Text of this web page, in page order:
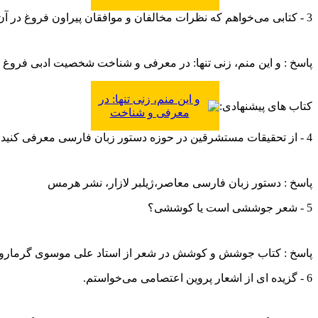
3 - کتابی می‌خواهم که نظرات مخالفان و موافقان پیراون فروغ در آن گردآمده باشد.
پاسخ : و این منم، زنی تنها: در معرفی و شناخت شخصیت ادبی فروغ
کتاب های پیشنهادی:
و این منم، زنی تنها: در
معرفی و شناخت
فرخزاد
4 - از تحقیقات مستشرقین در حوزه دستور زبان فارسی معرفی کنید.
پاسخ : دستور زبان فارسی معاصر،ژیلبر لازار، نشر هرمس
5 - شعر جوششی است یا کوششی؟
پاسخ : کتاب جوشش و کوشش در شعر از استاد علی موسوی
6 - گزیده ای از اشعار پروین اعتصامی می‌خواستم.